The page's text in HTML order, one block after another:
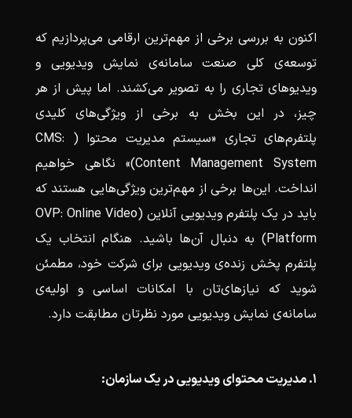
اکنون به بررسی برخی از مهم‌ترین ارقامی می‌پردازیم که
توسعه‌ی کلی صنعت سامانه‌ی نمایش ویدیویی و
ویدیوهای تجاری را به تصویر می‌کشند. اما پیش از هر
چیز، در این بخش به برخی از ویژگی‌های کلیدی
پلتفرم‌های تجاری «سیستم مدیریت محتوا ( CMS:
Content Management System)» نگاهی خواهیم
انداخت. این‌ها برخی از مهم‌ترین ویژگی‌هایی هستند که
باید در یک پلتفرم ویدیویی آنلاین (OVP: Online Video
Platform) به دنبال آن‌ها باشید. هنگام انتخاب یک
پلتفرم پخش زنده‌ی ویدیویی برای شرکت خود، مطمئن
شوید که نیازهای‌تان با امکانات اساسی و اولیه‌ی
سامانه‌ی نمایش ویدیویی مورد نظرتان مطابقت دارد.
۱. مدیریت محتوای ویدیویی در یک سازمان: